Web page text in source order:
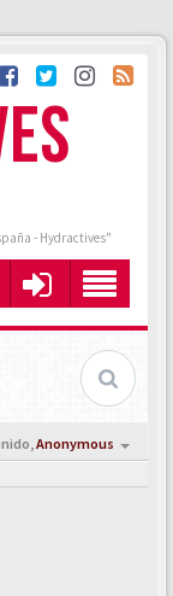
- Hydractives"
Anonymous